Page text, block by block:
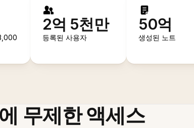
2억 5천만
등록된 사용자
50억
생성된 노트
무제한 액세스